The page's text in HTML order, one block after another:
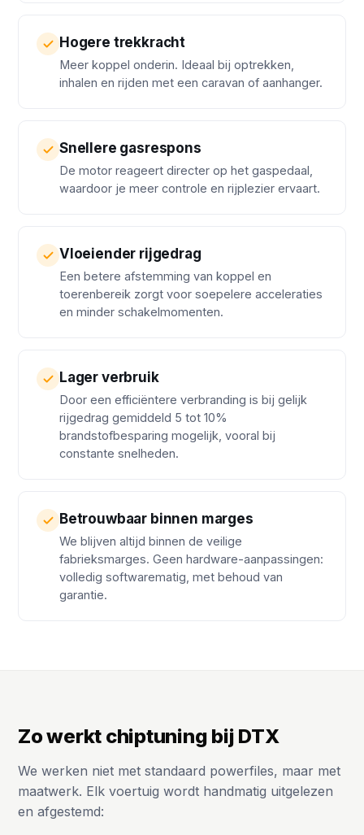
Hogere trekkracht
Meer koppel onderin. Ideaal bij optrekken,
inhalen en rijden met een caravan of aanhanger.
Snellere gasrespons
De motor reageert directer op het gaspedaal,
waardoor je meer controle en rijplezier ervaart.
Vloeiender rijgedrag
Een betere afstemming van koppel en
toerenbereik zorgt voor soepelere acceleraties
en minder schakelmomenten.
Lager verbruik
Door een efficiëntere verbranding is bij gelijk
rijgedrag gemiddeld 5 tot 10%
brandstofbesparing mogelijk, vooral bij
constante snelheden.
Betrouwbaar binnen marges
We blijven altijd binnen de veilige
fabrieksmarges. Geen hardware-aanpassingen:
volledig softwarematig, met behoud van
garantie.
Zo werkt chiptuning bij DTX
We werken niet met standaard powerfiles, maar met
maatwerk. Elk voertuig wordt handmatig uitgelezen
en afgestemd: